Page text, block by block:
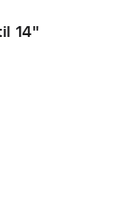
14"